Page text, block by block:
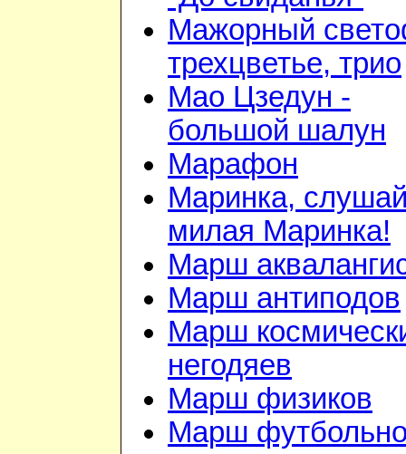
Мажорный
трехцветье, трио
Мао Цзедун -
большой шалун
Марафон
Маринка,
милая Маринка!
Марш
Марш антиподов
Марш
негодяев
Марш физиков
Марш